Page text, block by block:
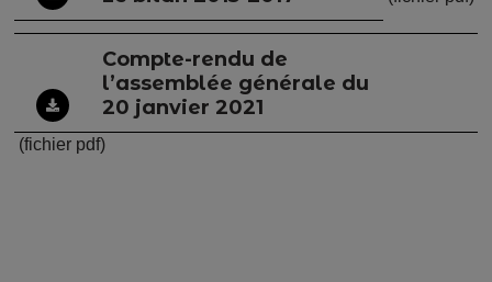
Compte-rendu de
l’assemblée générale du
20 janvier 2021
(fichier pdf)